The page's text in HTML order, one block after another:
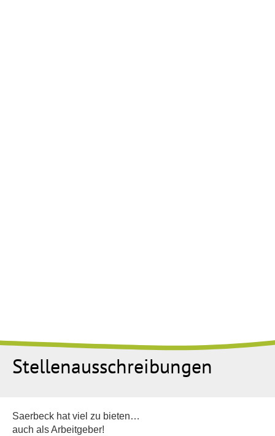
Stellenausschreibungen
Saerbeck hat viel zu bieten…
auch als Arbeitgeber!